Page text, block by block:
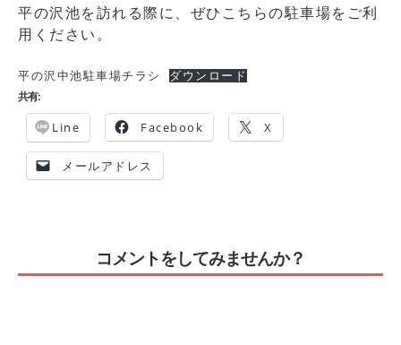
平の沢池を訪れる際に、ぜひこちらの駐車場をご利
用ください。
平の沢中池駐車場チラシ
ダウンロード
共有:
Line Facebook X
メールアドレス
コメントをしてみませんか？